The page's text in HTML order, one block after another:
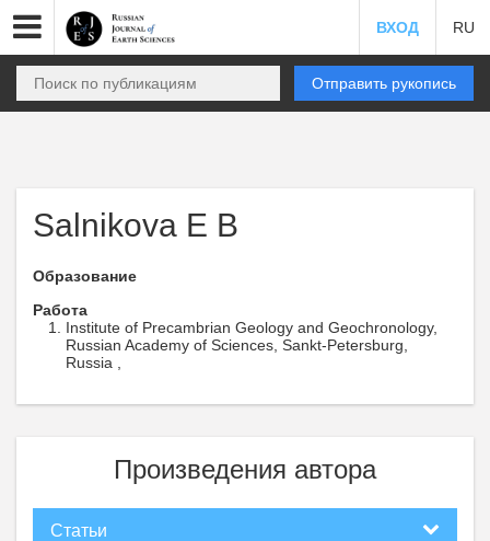
ВХОД RU
Отправить рукопись
Salnikova E B
Образование
Работа
Institute of Precambrian Geology and Geochronology,
Russian Academy of Sciences, Sankt-Petersburg,
Russia ,
Произведения автора
Статьи